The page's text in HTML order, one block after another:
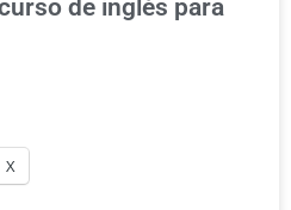
de inglés para
X